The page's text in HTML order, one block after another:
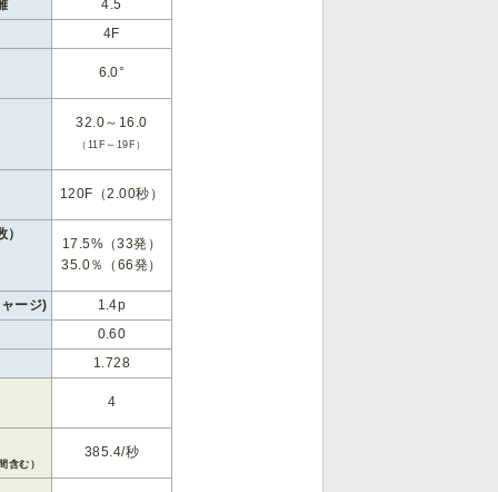
4.5
4F
6.0°
32.0～16.0
（11F～19F）
120F（2.00秒）
17.5%（33発）
35.0％（66発）
ージ)
1.4p
0.60
1.728
4
含む）
385.4/秒